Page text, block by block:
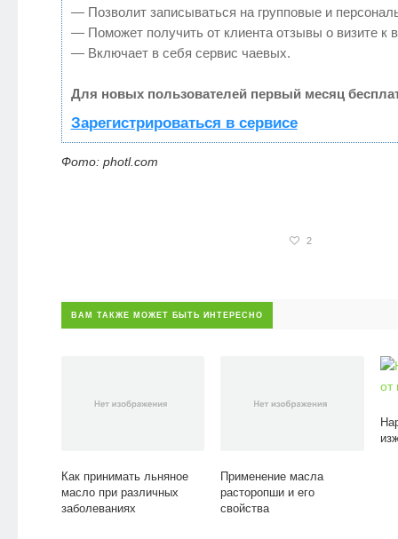
— Позволит записываться на групповые и
— Поможет получить от клиента отзывы о визите к
— Включает в себя сервис чаевых.
Для новых пользователей первый месяц
Зарегистрироваться в сервисе
Фото: photl.com
2
ВАМ ТАКЖЕ МОЖЕТ БЫТЬ ИНТЕРЕСНО
Как принимать льняное
масло при различных
заболеваниях
Применение масла
расторопши и его
свойства